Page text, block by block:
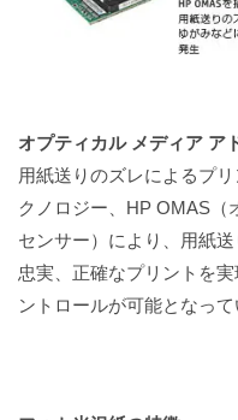
オプティカル メディア ア
用紙送りのズレによるプ
クノロジー、HP OMAS（
センサー）により、用紙
忠実、正確なプリントを
ントロールが可能となって